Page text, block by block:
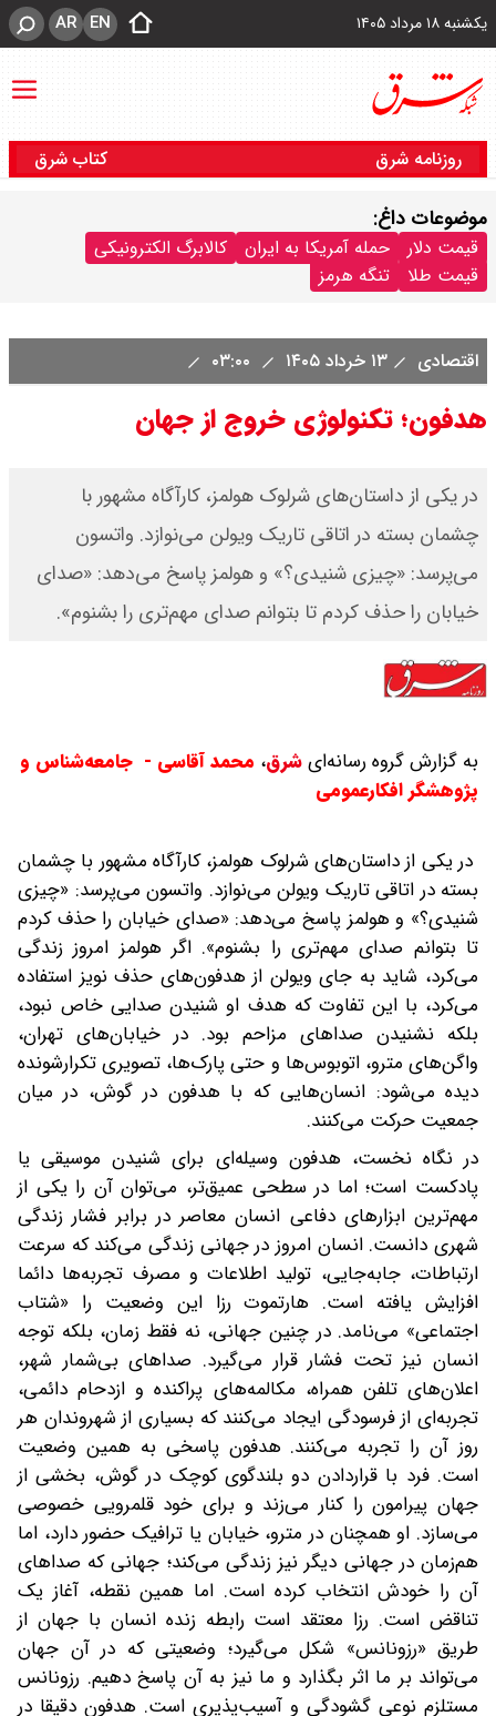
یکشنبه ۱۸ مرداد ۱۴۰۵ EN
AR
روزنامه شرق کتاب شرق
موضوعات داغ:
قیمت دلار حمله آمریکا به ایران
کالابرگ الکترونیکی
قیمت طلا
تنگه هرمز
اقتصادی ۱۳ خرداد ۱۴۰۵
هدفون؛ تکنولوژی خروج از جهان
در یکی از داستان‌های شرلوک هولمز، کارآگاه مشهور با
چشمان بسته در اتاقی تاریک ویولن می‌نوازد. واتسون
می‌پرسد: «چیزی شنیدی؟» و هولمز پاسخ می‌دهد: «صدای
خیابان را حذف کردم تا بتوانم صدای مهم‌تری را بشنوم».
به گزارش گروه رسانه‌ایشرق، محمد آقاسی - جامعه‌شناس و
پژوهشگر افکارعمومی
در یکی از داستان‌های شرلوک هولمز، کارآگاه مشهور با چشمان
بسته در اتاقی تاریک ویولن می‌نوازد. واتسون می‌پرسد: «چیزی
شنیدی؟» و هولمز پاسخ می‌دهد: «صدای خیابان را حذف کردم
تا بتوانم صدای مهم‌تری را بشنوم». اگر هولمز امروز زندگی
می‌کرد، شاید به جای ویولن از هدفون‌های حذف نویز استفاده
می‌کرد، با این تفاوت که هدف او شنیدن صدایی خاص نبود،
بلکه نشنیدن صداهای مزاحم بود. در خیابان‌های تهران،
واگن‌های مترو، اتوبوس‌ها و حتی پارک‌ها، تصویری تکرارشونده
دیده می‌شود: انسان‌هایی که با هدفون در گوش، در میان
جمعیت حرکت می‌کنند.
در نگاه نخست، هدفون وسیله‌ای برای شنیدن موسیقی یا
پادکست است؛ اما در سطحی عمیق‌تر، می‌توان آن را یکی از
مهم‌ترین ابزارهای دفاعی انسان معاصر در برابر فشار زندگی
شهری دانست. انسان امروز در جهانی زندگی می‌کند که سرعت
ارتباطات، جابه‌جایی، تولید اطلاعات و مصرف تجربه‌ها دائما
افزایش یافته است. هارتموت رزا این وضعیت را «شتاب
اجتماعی» می‌نامد. در چنین جهانی، نه فقط زمان، بلکه توجه
انسان نیز تحت فشار قرار می‌گیرد. صداهای بی‌شمار شهر،
اعلان‌های تلفن همراه، مکالمه‌های پراکنده و ازدحام دائمی،
تجربه‌ای از فرسودگی ایجاد می‌کنند که بسیاری از شهروندان هر
روز آن را تجربه می‌کنند. هدفون پاسخی به همین وضعیت
است. فرد با قراردادن دو بلندگوی کوچک در گوش، بخشی از
جهان پیرامون را کنار می‌زند و برای خود قلمرویی خصوصی
می‌سازد. او همچنان در مترو، خیابان یا ترافیک حضور دارد، اما
هم‌زمان در جهانی دیگر نیز زندگی می‌کند؛ جهانی که صداهای
آن را خودش انتخاب کرده است. اما همین نقطه، آغاز یک
تناقض است. رزا معتقد است رابطه زنده انسان با جهان از
طریق «رزونانس» شکل می‌گیرد؛ وضعیتی که در آن جهان
می‌تواند بر ما اثر بگذارد و ما نیز به آن پاسخ دهیم. رزونانس
مستلزم نوعی گشودگی و آسیب‌پذیری است. هدفون دقیقا در